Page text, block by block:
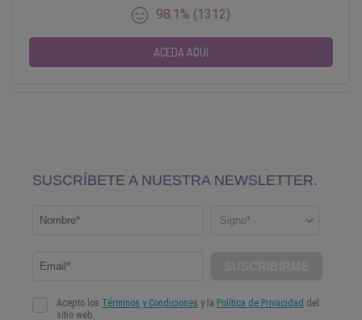
98.1% (1312)
ACEDA AQUI